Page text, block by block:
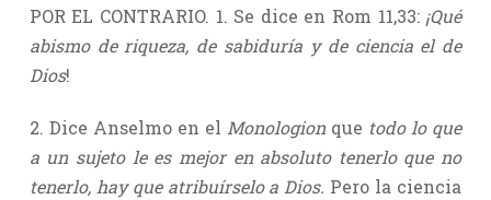
POR EL CONTRARIO. 1. Se dice en Rom 11,33: ¡Qué
abismo de riqueza, de sabiduría y de ciencia el de
Dios!
2. Dice Anselmo en el Monologionque todo lo que
a un sujeto le es mejor en absoluto tenerlo que no
tenerlo, hay que atribuírselo a Dios. Pero la ciencia